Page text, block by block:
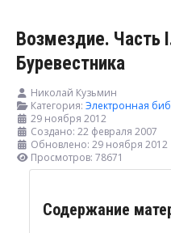
Возмездие. Часть
Буревестника
Николай Кузьмин
Категория: Электронная
29 ноября 2012
Создано: 22 февраля 2007
Обновлено: 29 ноября 2012
Просмотров: 78671
Содержание